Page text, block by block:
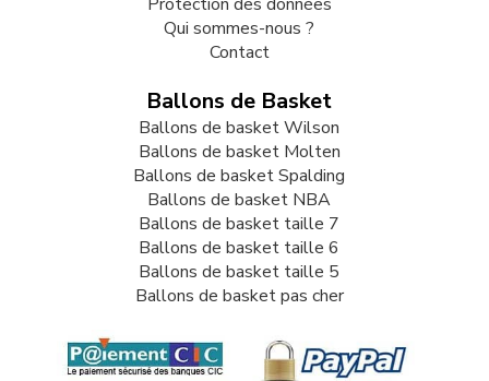
Qui sommes-nous ?
Contact
Ballons de Basket
Ballons de basket Wilson
Ballons de basket Molten
Ballons de basket Spalding
Ballons de basket NBA
Ballons de basket taille 7
Ballons de basket taille 6
Ballons de basket taille 5
Ballons de basket pas cher